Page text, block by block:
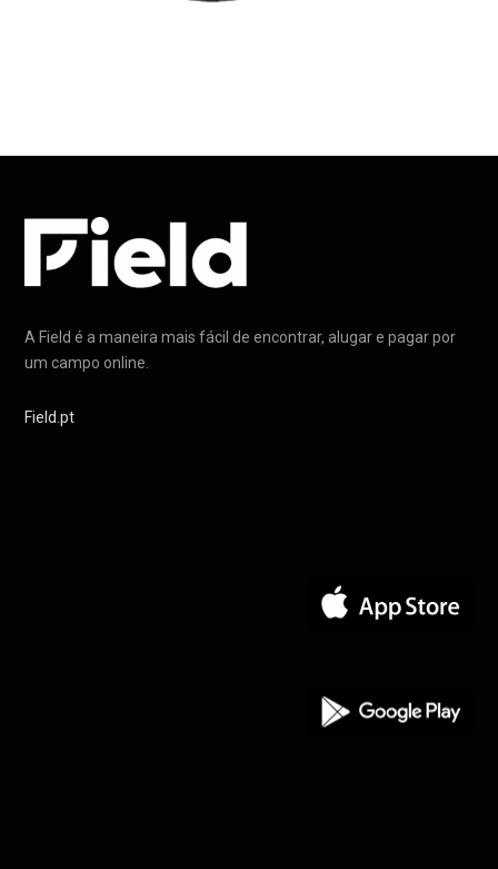
A Field é a maneira mais fácil de encontrar, alugar e pagar por
um campo online.
Field.pt